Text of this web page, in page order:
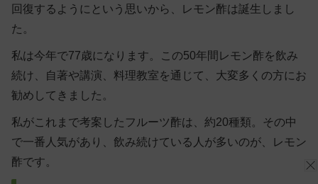
回復するようにという思いから、レモン酢は誕生しまし
た。
私は今年で77歳になります。この50年間レモン酢を飲み
続け、自著や講演、料理教室を通じて、大変多くの方にお
勧めしてきました。
私がこれまで考案したフルーツ酢は、約20種類。その中
で一番人気があり、飲み続けている人が多いのが、レモン
酢です。